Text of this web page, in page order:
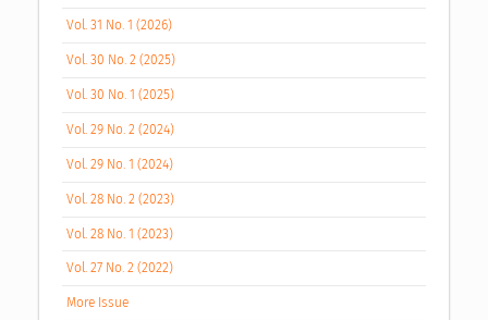
Vol. 31 No. 1 (2026)
Vol. 30 No. 2 (2025)
Vol. 30 No. 1 (2025)
Vol. 29 No. 2 (2024)
Vol. 29 No. 1 (2024)
Vol. 28 No. 2 (2023)
Vol. 28 No. 1 (2023)
Vol. 27 No. 2 (2022)
More Issue